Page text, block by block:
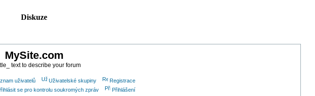
Diskuze
MySite.com
text to describe your forum
uživatelů Uživatelské skupiny
Registrace
se pro kontrolu soukromých zpráv Přihlášení